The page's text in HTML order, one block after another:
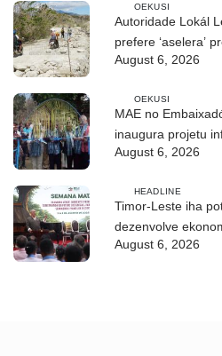
OEKUSI
Autoridade Lokál
prefere ‘aselera’
antes tempu udan
August 6, 2026
OEKUSI
MAE no
inaugura projetu
CIREP 12 iha Nítibe
August 6, 2026
HEADLINE
Timor-Leste iha
dezenvolve
sustentavel –
August 6, 2026